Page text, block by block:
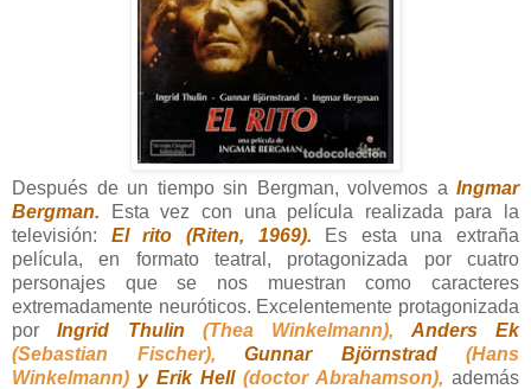
Después de un tiempo sin Bergman, volvemos a Ingmar
Bergman.
Esta vez con una película realizada para la
televisión: El rito (Riten, 1969).
Es esta una extraña
película, en formato teatral, protagonizada por cuatro
personajes que se nos muestran como caracteres
extremadamente neuróticos. Excelentemente protagonizada
porIngrid Thulin(Thea Winkelmann), Anders Ek
(Sebastian Fischer), Gunnar Björnstrad (Hans
Winkelmann) y Erik Hell (doctor Abrahamson), además